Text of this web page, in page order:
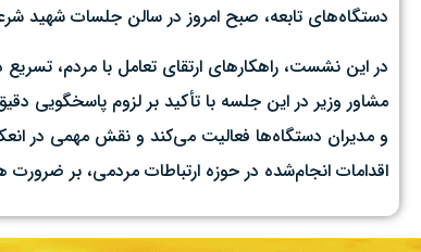
دستگاه‌های تابعه، صبح امروز در سالن جلسات شهید
در این نشست، راهکارهای ارتقای تعامل با مردم،
مشاور وزیر در این جلسه با تأکید بر لزوم پاسخگویی
و مدیران دستگاه‌ها فعالیت می‌کند و نقش مهمی در
اقدامات انجام‌شده در حوزه ارتباطات مردمی، بر